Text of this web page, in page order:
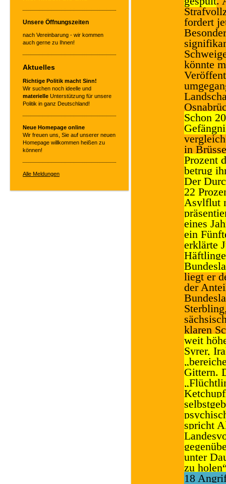
Unsere Öffnungszeiten
nach Vereinbarung - wir kommen
auch gerne zu Ihnen!
Aktuelles
Richtige Politik macht Sinn!
Wir suchen noch ideelle und
materielle Unterstützung für unsere
Politik in ganz Deutschland!
Neue Homepage online
Wir freuen uns, Sie auf unserer neuen
Homepage willkommen heißen zu
können!
Alle Meldungen
fordert
könnte
Schon
in
Prozent
betrug
Der
22
Asylflut
eines
ein
erklärte
liegt er
der
klaren
weit
Syrer,
Gittern.
spricht
unter
zu
18